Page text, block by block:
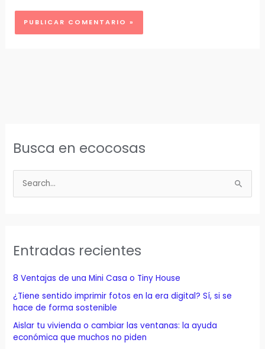
Busca en ecocosas
r
p
r
:
Entradas recientes
8 Ventajas de una Mini Casa o Tiny House
¿Tiene sentido imprimir fotos en la era digital? Sí, si se
hace de forma sostenible
Aislar tu vivienda o cambiar las ventanas: la ayuda
económica que muchos no piden